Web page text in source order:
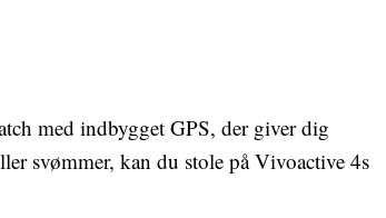
med indbygget GPS, der giver dig
svømmer, kan du stole på Vivoactive 4s